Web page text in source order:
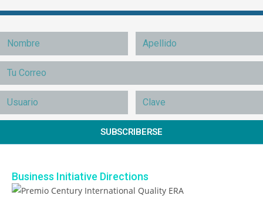
SUBSCRIBERSE
Business Initiative Directions